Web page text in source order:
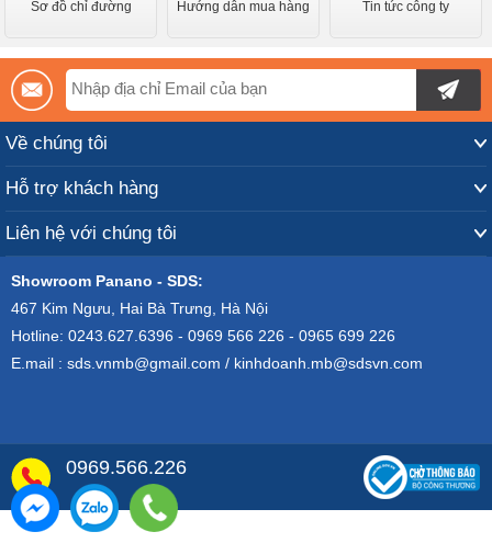
Sơ đồ chỉ đường Hướng dẫn mua hàng Tin tức công ty
Về chúng tôi
Hỗ trợ khách hàng
Liên hệ với chúng tôi
Showroom Panano - SDS:
467 Kim Ngưu, Hai Bà Trưng, Hà Nội
Hotline: 0243.627.6396 - 0969 566 226 - 0965 699 226
E.mail : sds.vnmb@gmail.com / kinhdoanh.mb@sdsvn.com
0969.566.226